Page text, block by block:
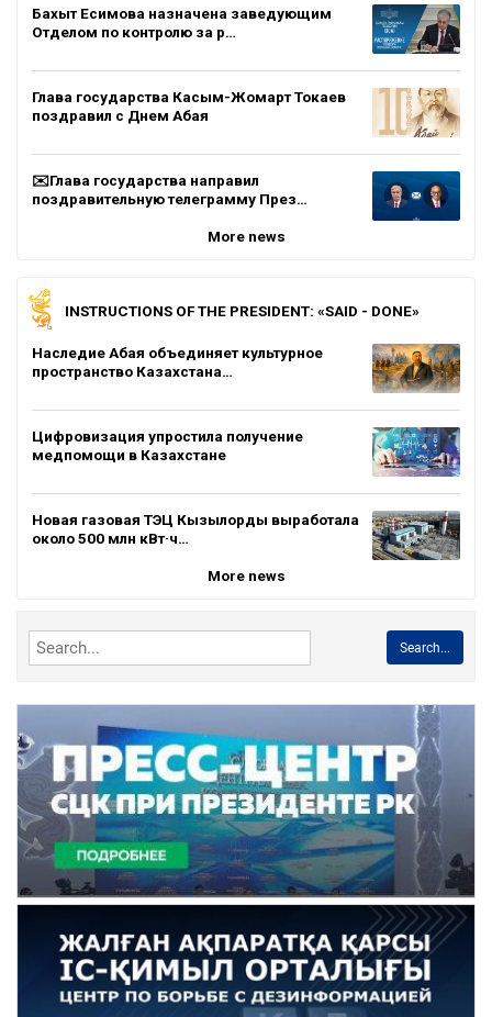
Бахыт Есимова назначена заведующим
Отделом по контролю за р…
Глава государства Касым-Жомарт Токаев
поздравил с Днем Абая
✉️Глава государства направил
поздравительную телеграмму През…
More news
INSTRUCTIONS OF THE PRESIDENT: «SAID - DONE»
Наследие Абая объединяет культурное
пространство Казахстана…
Цифровизация упростила получение
медпомощи в Казахстане
Новая газовая ТЭЦ Кызылорды выработала
около 500 млн кВт·ч…
More news
Search...